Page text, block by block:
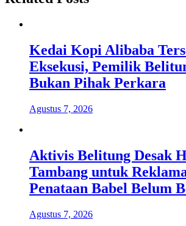
Kedai Kopi Alibaba
Eksekusi, Pemilik
Bukan Pihak Perkara
Agustus 7, 2026
Aktivis Belitung Desak
Tambang untuk
Penataan Babel Belum
Agustus 7, 2026